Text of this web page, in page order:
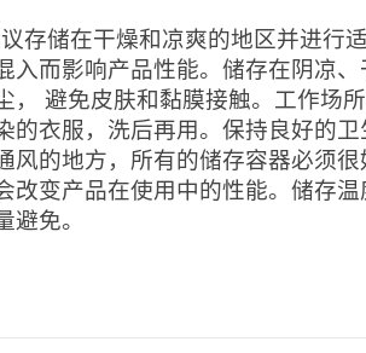
存储在干燥和凉爽的地区并进行
入而影响产品性能。储存在阴凉
， 避免皮肤和黏膜接触。工作场
的衣服，洗后再用。保持良好的
风的地方，所有的储存容器必须
改变产品在使用中的性能。储存
避免。